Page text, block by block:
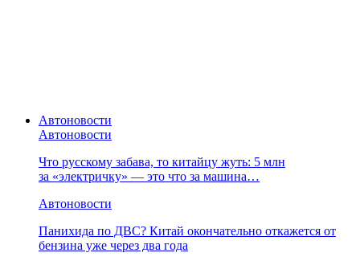
Автоновости
Автоновости
Что русскому забава, то китайцу жуть: 5 млн
за «электричку» — это что за машина…
Автоновости
Панихида по ДВС? Китай окончательно откажется от
бензина уже через два года